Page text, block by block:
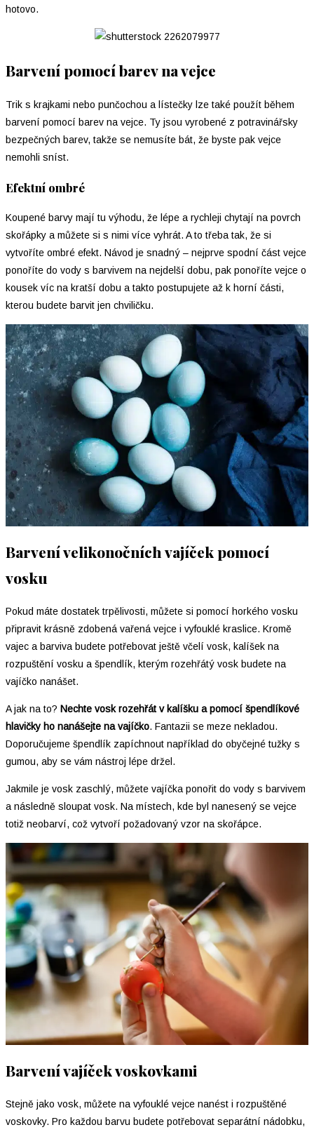
hotovo.
Barvení pomocí barev na vejce
Trik s krajkami nebo punčochou a lístečky lze také použít během
barvení pomocí barev na vejce. Ty jsou vyrobené z potravinářsky
bezpečných barev, takže se nemusíte bát, že byste pak vejce
nemohli sníst.
Efektní ombré
Koupené barvy mají tu výhodu, že lépe a rychleji chytají na povrch
skořápky a můžete si s nimi více vyhrát. A to třeba tak, že si
vytvoříte ombré efekt. Návod je snadný – nejprve spodní část vejce
ponoříte do vody s barvivem na nejdelší dobu, pak ponoříte vejce o
kousek víc na kratší dobu a takto postupujete až k horní části,
kterou budete barvit jen chviličku.
Barvení velikonočních vajíček pomocí
vosku
Pokud máte dostatek trpělivosti, můžete si pomocí horkého vosku
připravit krásně zdobená vařená vejce i vyfouklé kraslice. Kromě
vajec a barviva budete potřebovat ještě včelí vosk, kalíšek na
rozpuštění vosku a špendlík, kterým rozehřátý vosk budete na
vajíčko nanášet.
A jak na to? Nechte vosk rozehřát v kalíšku a pomocí špendlíkové
hlavičky ho nanášejte na vajíčko. Fantazii se meze nekladou.
Doporučujeme špendlík zapíchnout například do obyčejné tužky s
gumou, aby se vám nástroj lépe držel.
Jakmile je vosk zaschlý, můžete vajíčka ponořit do vody s barvivem
a následně sloupat vosk. Na místech, kde byl nanesený se vejce
totiž neobarví, což vytvoří požadovaný vzor na skořápce.
Barvení vajíček voskovkami
Stejně jako vosk, můžete na vyfouklé vejce nanést i rozpuštěné
voskovky. Pro každou barvu budete potřebovat separátní nádobku,